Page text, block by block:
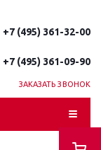
+7 (495) 361-32-00
+7 (495) 361-09-90
ЗАКАЗАТЬ ЗВОНОК